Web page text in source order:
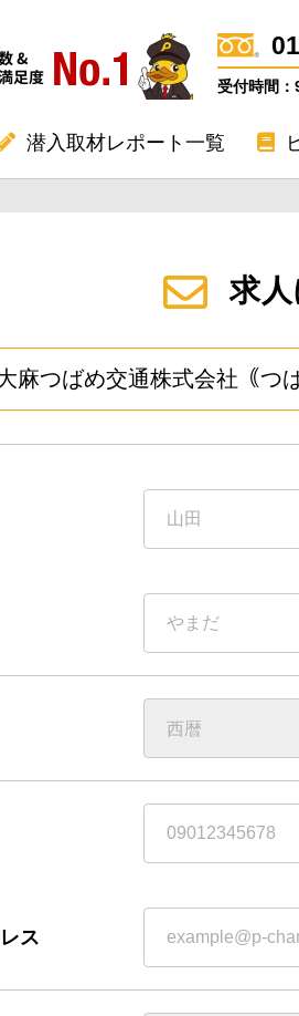
受付時間
潜入取材レポート一覧
求
麻つばめ交通株式会社｟つ
ス